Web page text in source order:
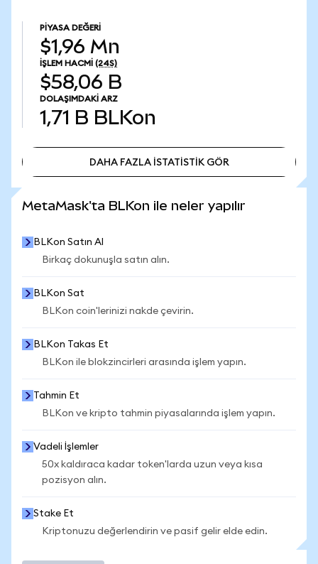
PIYASA DEĞERI
$1,96 Mn
İŞLEM HACMI (24S)
$58,06 B
DOLAŞIMDAKI ARZ
1,71 B BLKon
DAHA FAZLA İSTATİSTİK GÖR
MetaMask'ta BLKon ile neler yapılır
BLKon Satın Al
Birkaç dokunuşla satın alın.
BLKon Sat
BLKon coin'lerinizi nakde çevirin.
BLKon Takas Et
BLKon ile blokzincirleri arasında işlem yapın.
Tahmin Et
BLKon ve kripto tahmin piyasalarında işlem yapın.
Vadeli İşlemler
50x kaldıraca kadar token'larda uzun veya kısa
pozisyon alın.
Stake Et
Kriptonuzu değerlendirin ve pasif gelir elde edin.